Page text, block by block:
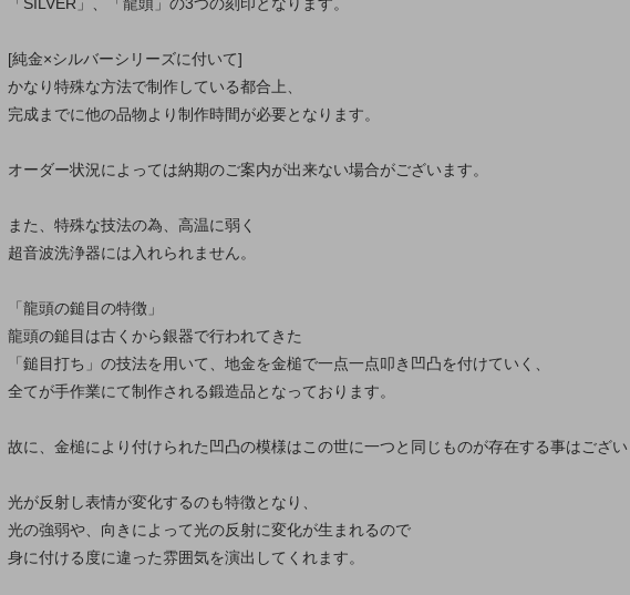
[純金×シルバーシリーズに付いて]
かなり特殊な方法で制作している都合上、
完成までに他の品物より制作時間が必要となります。
オーダー状況によっては納期のご案内が出来ない場合がございます。
また、特殊な技法の為、高温に弱く
超音波洗浄器には入れられません。
「龍頭の鎚目の特徴」
龍頭の鎚目は古くから銀器で行われてきた
「鎚目打ち」の技法を用いて、地金を金槌で一点一点叩き凹凸を付けていく、
全てが手作業にて制作される鍛造品となっております。
故に、金槌により付けられた凹凸の模様はこの世に一つと同じものが存在する事はござ
光が反射し表情が変化するのも特徴となり、
光の強弱や、向きによって光の反射に変化が生まれるので
身に付ける度に違った雰囲気を演出してくれます。